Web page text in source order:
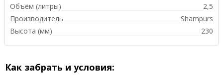
Объём (литры)
2,5
Производитель
Shampurs
Высота (мм)
230
Как забрать и условия: